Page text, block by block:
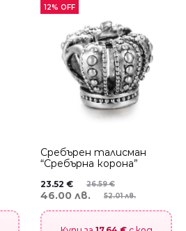
12% OFF
Сребърен талисман
“Сребърна корона”
26.59€
23.52 €
52.01 лв.
46.00 лв.